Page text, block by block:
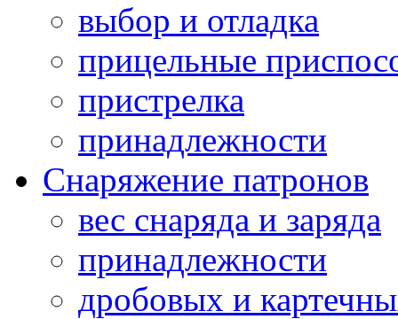
выбор и отладка
прицельные
пристрелка
принадлежности
Снаряжение патронов
вес снаряда и заряда
принадлежности
дробовых и